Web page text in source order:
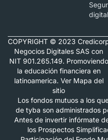
digital
COPYRIGHT © 2023
Negocios Digitales SAS con
NIT 901.265.149. Promoviendo
la educación financiera en
latinoamerica. Ver Mapa del
sitio
Los fondos mutuos a los
de tyba son administrados
Antes de invertir infórmate
los Prospectos